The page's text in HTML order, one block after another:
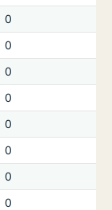
0
0
0
0
0
0
0
0